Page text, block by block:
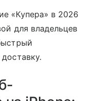
«Купера» в 2026
для владельцев